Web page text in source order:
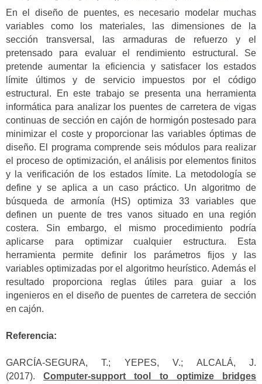
En el diseño de puentes, es necesario modelar muchas
variables como los materiales, las dimensiones de la
sección transversal, las armaduras de refuerzo y el
pretensado para evaluar el rendimiento estructural. Se
pretende aumentar la eficiencia y satisfacer los estados
límite últimos y de servicio impuestos por el código
estructural. En este trabajo se presenta una herramienta
informática para analizar los puentes de carretera de vigas
continuas de sección en cajón de hormigón postesado para
minimizar el coste y proporcionar las variables óptimas de
diseño. El programa comprende seis módulos para realizar
el proceso de optimización, el análisis por elementos finitos
y la verificación de los estados límite. La metodología se
define y se aplica a un caso práctico. Un algoritmo de
búsqueda de armonía (HS) optimiza 33 variables que
definen un puente de tres vanos situado en una región
costera. Sin embargo, el mismo procedimiento podría
aplicarse para optimizar cualquier estructura. Esta
herramienta permite definir los parámetros fijos y las
variables optimizadas por el algoritmo heurístico. Además el
resultado proporciona reglas útiles para guiar a los
ingenieros en el diseño de puentes de carretera de sección
en cajón.
Referencia:
GARCÍA-SEGURA, T.; YEPES, V.; ALCALÁ, J.
(2017).Computer-support tool to optimize bridges